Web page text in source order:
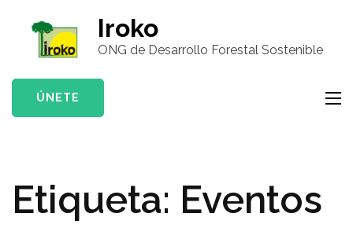
contenido
(presiona
tecla
Iroko
ONG de Desarrollo Forestal Sostenible
ÚNETE
Etiqueta: Eventos